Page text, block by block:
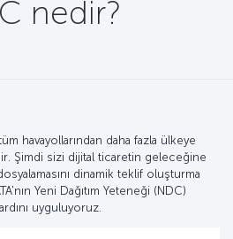
nedir?
havayollarından daha fazla ülkeye
Şimdi sizi dijital ticaretin geleceğine
dinamik teklif oluşturma
Yeni Dağıtım Yeteneği (NDC)
uyguluyoruz.